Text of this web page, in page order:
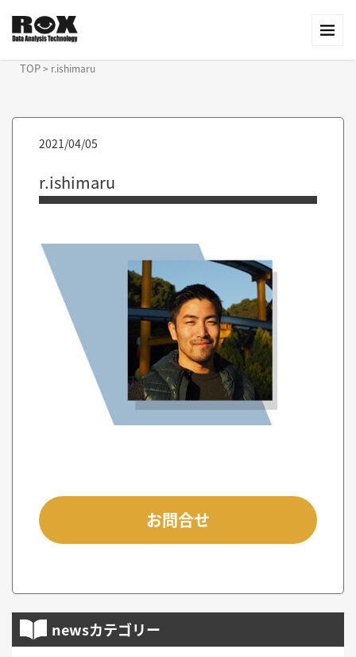
TOP> r.ishimaru
2021/04/05
r.ishimaru
お問合せ
newsカテゴリー